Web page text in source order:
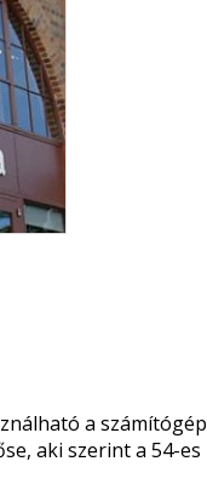
a számítógép
aki szerint a 54-es